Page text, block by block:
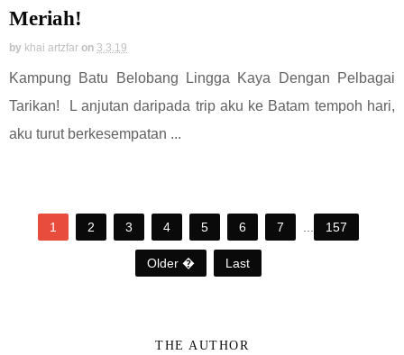
Meriah!
by khai artzfar on 3.3.19
Kampung Batu Belobang Lingga Kaya Dengan Pelbagai
Tarikan! L anjutan daripada trip aku ke Batam tempoh hari,
aku turut berkesempatan ...
1 2 3 4 5 6 7 157
Older � Last
THE AUTHOR